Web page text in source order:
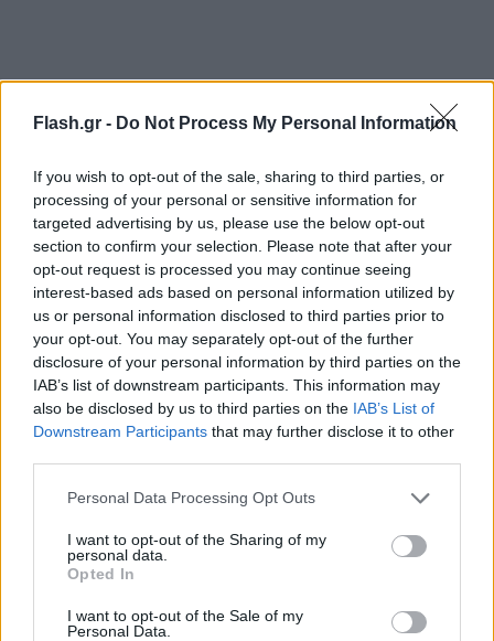
Flash.gr - Do Not Process My Personal Information
If you wish to opt-out of the sale, sharing to third parties, or
processing of your personal or sensitive information for
targeted advertising by us, please use the below opt-out
section to confirm your selection. Please note that after your
opt-out request is processed you may continue seeing
interest-based ads based on personal information utilized by
us or personal information disclosed to third parties prior to
your opt-out. You may separately opt-out of the further
disclosure of your personal information by third parties on the
IAB’s list of downstream participants. This information may
also be disclosed by us to third parties on the IAB’s List of
Downstream Participants that may further disclose it to other
Please note that this website/app uses one or more Google
not limited to your visit or usage behaviour. You may click to
grant or deny consent to Google and its third-party tags to
use your data for below specified purposes in below Google
consent section.
Personal Data Processing Opt Outs
I want to opt-out of the Sharing of my
personal data.
Opted In
I want to opt-out of the Sale of my
Personal Data.
s=20
Το περιστατικό σχολίασε και η κυβέρνηση, με τον εκπρόσωπό της, Γιάννη
Οικονόμου να παίρνει θέση υπέρ του κωμικού, για το όλο συμβάν.
Όπως έγραψε ο κυβερνητικός εκπρόσωπος στο
Twitter:
"Η κοινωνία μας έχει εμπεδώσει την ελευθερία της
καλλιτεχνικής έκφρασης, πρωτίστως της σάτιρας,
όσο αιχμηρή και αν είναι. Κάθε απόπειρα, έργω ή
και καταδικαστέα, πόσω μάλλον όταν έχει
χαρακτηριστικά αυτοδικίας".